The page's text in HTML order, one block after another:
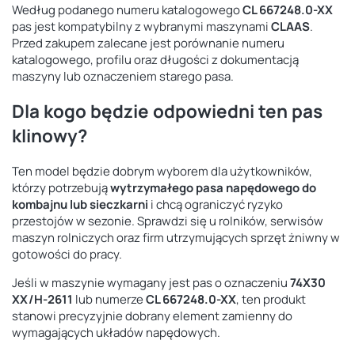
Według podanego numeru katalogowegoCL 667248.0-XX
pas jest kompatybilny z wybranymi maszynamiCLAAS.
Przed zakupem zalecane jest porównanie numeru
katalogowego, profilu oraz długości z dokumentacją
maszyny lub oznaczeniem starego pasa.
Dla kogo będzie odpowiedni ten pas
klinowy?
Ten model będzie dobrym wyborem dla użytkowników,
którzy potrzebująwytrzymałego pasa napędowego do
kombajnu lub sieczkarni i chcą ograniczyć ryzyko
przestojów w sezonie. Sprawdzi się u rolników, serwisów
maszyn rolniczych oraz firm utrzymujących sprzęt żniwny w
gotowości do pracy.
Jeśli w maszynie wymagany jest pas o oznaczeniu74X30
XX/H-2611 lub numerzeCL 667248.0-XX, ten produkt
stanowi precyzyjnie dobrany element zamienny do
wymagających układów napędowych.